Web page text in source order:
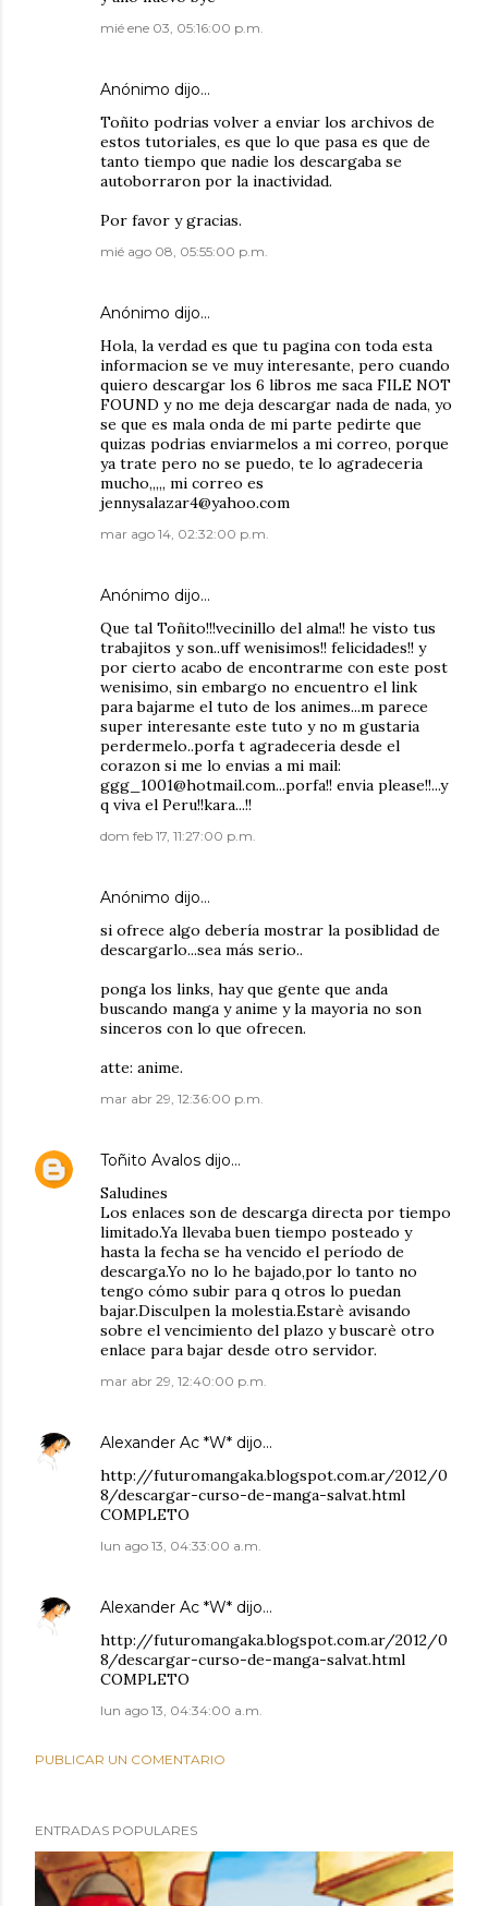
mié ene 03, 05:16:00 p.m.
Anónimo dijo…
Toñito podrias volver a enviar los archivos de
estos tutoriales, es que lo que pasa es que de
tanto tiempo que nadie los descargaba se
autoborraron por la inactividad.
Por favor y gracias.
mié ago 08, 05:55:00 p.m.
Anónimo dijo…
Hola, la verdad es que tu pagina con toda esta
informacion se ve muy interesante, pero cuando
quiero descargar los 6 libros me saca FILE NOT
FOUND y no me deja descargar nada de nada, yo
se que es mala onda de mi parte pedirte que
quizas podrias enviarmelos a mi correo, porque
ya trate pero no se puedo, te lo agradeceria
mucho,,,,, mi correo es
jennysalazar4@yahoo.com
mar ago 14, 02:32:00 p.m.
Anónimo dijo…
Que tal Toñito!!!vecinillo del alma!! he visto tus
trabajitos y son..uff wenisimos!! felicidades!! y
por cierto acabo de encontrarme con este post
wenisimo, sin embargo no encuentro el link
para bajarme el tuto de los animes...m parece
super interesante este tuto y no m gustaria
perdermelo..porfa t agradeceria desde el
corazon si me lo envias a mi mail:
ggg_1001@hotmail.com...porfa!! envia please!!...y
q viva el Peru!!kara...!!
dom feb 17, 11:27:00 p.m.
Anónimo dijo…
si ofrece algo debería mostrar la posiblidad de
descargarlo...sea más serio..
ponga los links, hay que gente que anda
buscando manga y anime y la mayoria no son
sinceros con lo que ofrecen.
atte: anime.
mar abr 29, 12:36:00 p.m.
Toñito Avalos dijo…
Saludines
Los enlaces son de descarga directa por tiempo
limitado.Ya llevaba buen tiempo posteado y
hasta la fecha se ha vencido el período de
descarga.Yo no lo he bajado,por lo tanto no
tengo cómo subir para q otros lo puedan
bajar.Disculpen la molestia.Estarè avisando
sobre el vencimiento del plazo y buscarè otro
enlace para bajar desde otro servidor.
mar abr 29, 12:40:00 p.m.
Alexander Ac *W* dijo…
http://futuromangaka.blogspot.com.ar/2012/0
8/descargar-curso-de-manga-salvat.html
COMPLETO
lun ago 13, 04:33:00 a.m.
Alexander Ac *W* dijo…
http://futuromangaka.blogspot.com.ar/2012/0
8/descargar-curso-de-manga-salvat.html
COMPLETO
lun ago 13, 04:34:00 a.m.
PUBLICAR UN COMENTARIO
ENTRADAS POPULARES